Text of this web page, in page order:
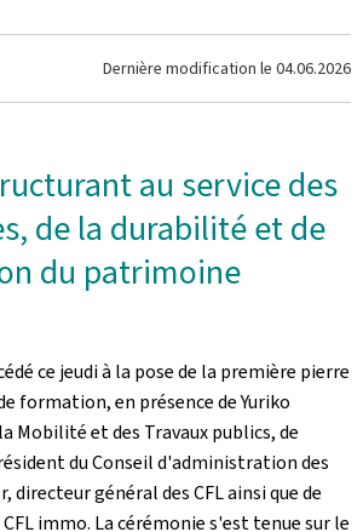
Dernière modification le 04.06.2026
au service des
de la durabilité et de
du patrimoine
ce jeudi à la pose de la première pierre
formation, en présence de Yuriko
Mobilité et des Travaux publics, de
du Conseil d'administration des
directeur général des CFL ainsi que de
immo. La cérémonie s'est tenue sur le